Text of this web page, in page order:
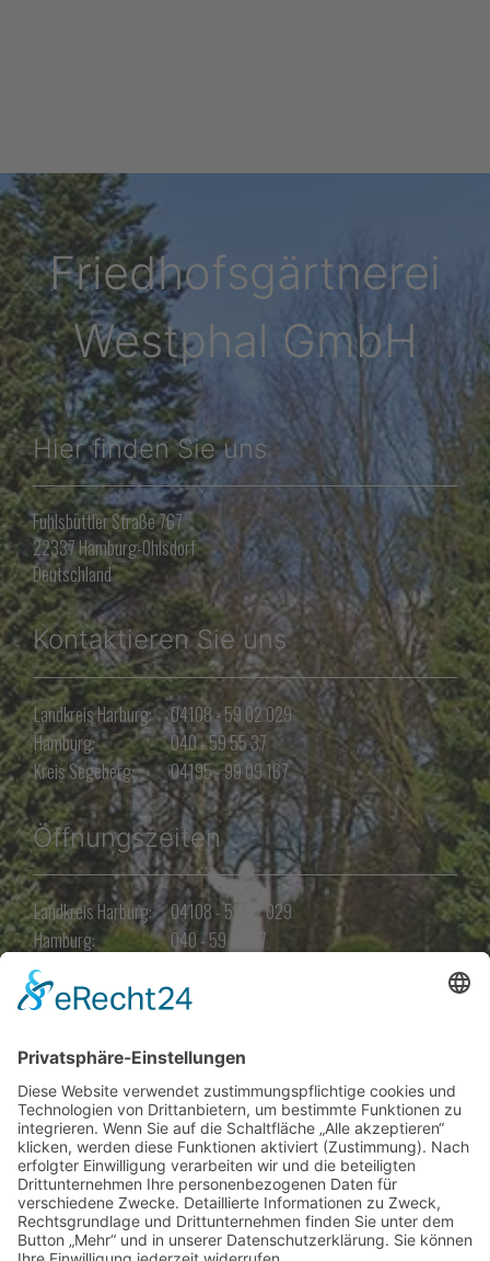
Friedhofsgärtnerei
Westphal GmbH
Hier finden Sie uns
Fuhlsbüttler Straße 767
22337 Hamburg-Ohlsdorf
Deutschland
Kontaktieren Sie uns
Landkreis Harburg:
04108 - 59 02 029
Hamburg:
040 - 59 55 37
Kreis Segeberg:
04195 - 99 09 167
Öffnungszeiten
Landkreis Harburg:
04108 - 59 02 029
Hamburg:
040 - 59 55 37
Kreis Segeberg:
Fordern Sie kostenlos und unverbindlich ihr Angebot für Grabpflege
und Grabgestaltung an"
JETZT ANFORDERN